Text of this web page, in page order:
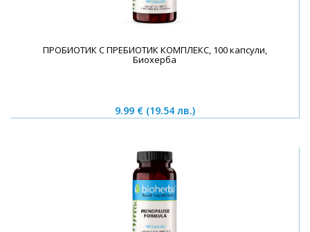
ПРОБИОТИК С ПРЕБИОТИК КОМПЛЕКС, 100 капсули,
Биохерба
9.99 € (19.54 лв.)